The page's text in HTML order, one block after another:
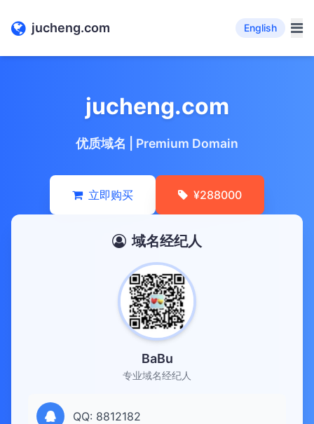
jucheng.com English
jucheng.com
优质域名 | Premium Domain
立即购买 ¥288000
域名经纪人
BaBu
专业域名经纪人
QQ: 8812182